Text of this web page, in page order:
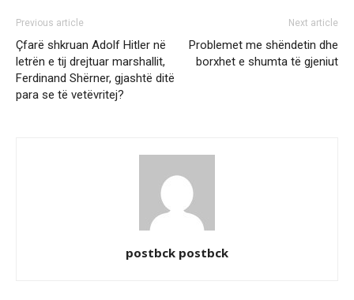
Previous article
Çfarë shkruan Adolf Hitler në
letrën e tij drejtuar marshallit,
Ferdinand Shërner, gjashtë ditë
para se të vetëvritej?
Next article
Problemet me shëndetin dhe
borxhet e shumta të gjeniut
postbck postbck